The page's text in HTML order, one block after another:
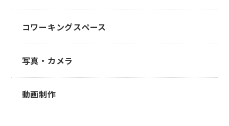
コワーキングスペース
写真・カメラ
動画制作